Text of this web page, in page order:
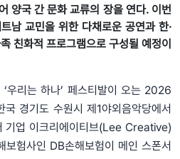
양국 간 문화 교류의 장을 연다. 이번
남 교민을 위한 다채로운 공연과 한·
친화적 프로그램으로 구성될 예정이
우리는 하나’ 페스티발이 오는 2026
경기도 수원시 제1야외음악당에서
기업 이크리에이티브(Lee Creative)
보험사인 DB손해보험이 메인 스폰서